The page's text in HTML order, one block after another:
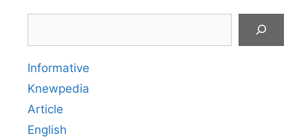
Informative
Knewpedia
Article
English